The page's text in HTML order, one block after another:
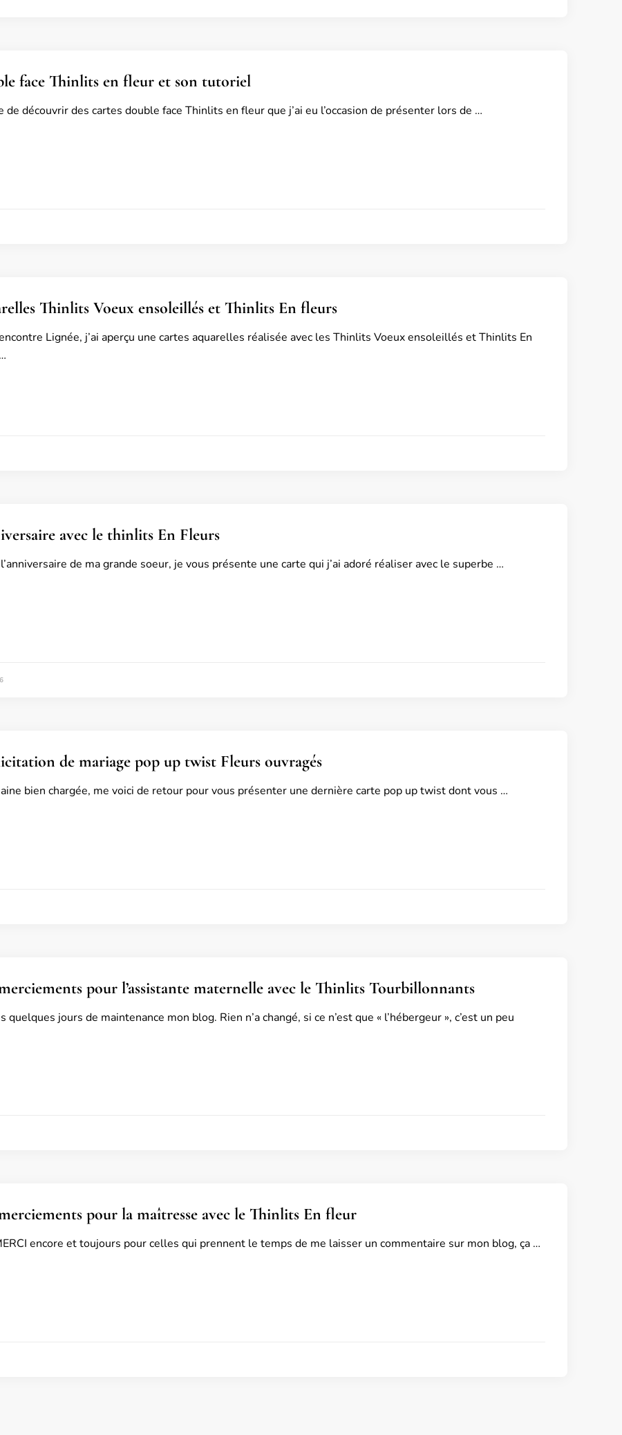
face Thinlits en fleur et son tutoriel
de découvrir des cartes double face Thinlits en fleur que j’ai eu l’occasion de présenter lors de …
Thinlits Voeux ensoleillés et Thinlits En fleurs
Lignée, j’ai aperçu une cartes aquarelles réalisée avec les Thinlits Voeux ensoleillés et Thinlits En
avec le thinlits En Fleurs
l’anniversaire de ma grande soeur, je vous présente une carte qui j’ai adoré réaliser avec le superbe …
de mariage pop up twist Fleurs ouvragés
bien chargée, me voici de retour pour vous présenter une dernière carte pop up twist dont vous …
pour l’assistante maternelle avec le Thinlits Tourbillonnants
quelques jours de maintenance mon blog. Rien n’a changé, si ce n’est que « l’hébergeur », c’est un peu
pour la maîtresse avec le Thinlits En fleur
encore et toujours pour celles qui prennent le temps de me laisser un commentaire sur mon blog, ça …